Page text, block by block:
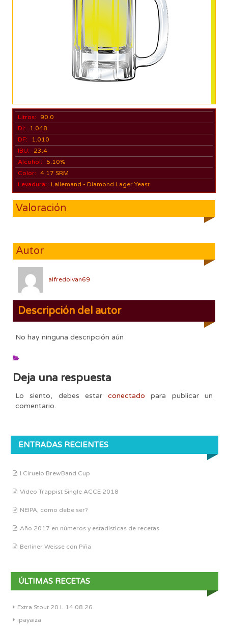
Litros:
90.0
DI:
1.048
DF:
1.010
IBU:
23.4
Alcohol:
5.10%
Color: 4.17 SRM
Levadura: Lallemand - Diamond Lager Yeast
Valoración
Autor
alfredoivan69
Descripción del autor
No hay ninguna descripción aún
Deja una respuesta
Lo siento, debes estarconectado para publicar un
comentario.
ENTRADAS RECIENTES
I Ciruelo BrewBand Cup
Vídeo Trappist Single ACCE 2018
NEIPA, cómo debe ser?
Año 2017 en números y estadísticas de recetas
Berliner Weisse con Piña
ÚLTIMAS RECETAS
Extra Stout 20 L 14.08.26
ipayaiza